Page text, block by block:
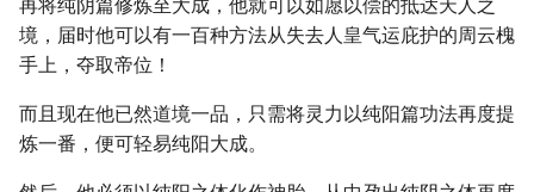
再将纯阴篇修炼至大成，他就可以如愿以偿的抵达天人之
境，届时他可以有一百种方法从失去人皇气运庇护的周云槐
手上，夺取帝位！
而且现在他已然道境一品，只需将灵力以纯阳篇功法再度提
炼一番，便可轻易纯阳大成。